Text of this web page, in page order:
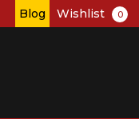
Blog Wishlist 0